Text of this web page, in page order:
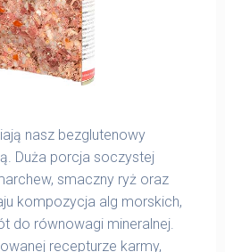
nasz bezglutenowy
Duża porcja soczystej
smaczny ryż oraz
kompozycja alg morskich,
do równowagi mineralnej.
recepturze karmy,